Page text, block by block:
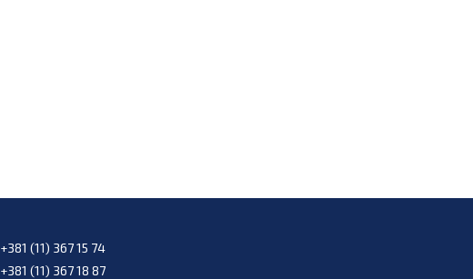
+381 (11) 367 15 74
+381 (11) 367 18 87